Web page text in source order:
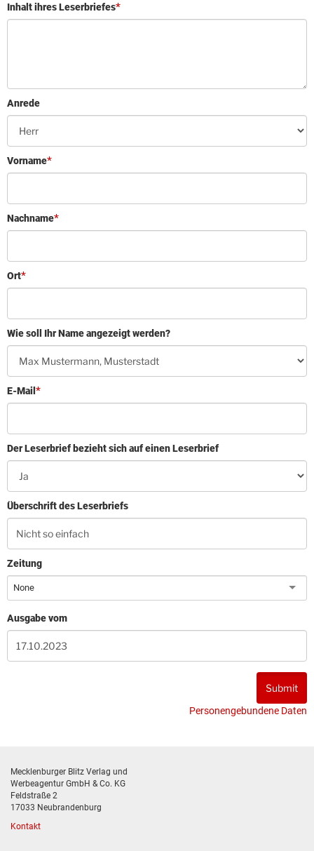
Inhalt ihres Leserbriefes
Anrede
Vorname
Nachname
Ort
Wie soll Ihr Name angezeigt werden?
E-Mail
Der Leserbrief bezieht sich auf einen Leserbrief
Überschrift des Leserbriefs
Zeitung
None
Ausgabe vom
Personengebundene Daten
Mecklenburger Blitz Verlag und
Werbeagentur GmbH & Co. KG
Feldstraße 2
17033 Neubrandenburg
Kontakt